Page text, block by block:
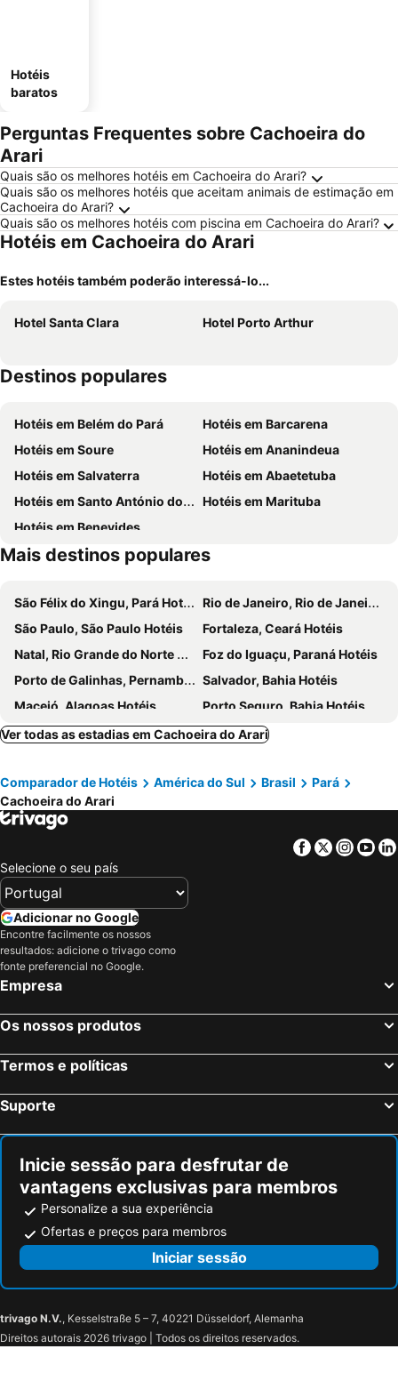
Hotéis
baratos
Perguntas Frequentes sobre Cachoeira do
Arari
Quais são os melhores hotéis em Cachoeira do Arari?
Quais são os melhores hotéis que aceitam animais de estimação em
Cachoeira do Arari?
Quais são os melhores hotéis com piscina em Cachoeira do Arari?
Hotéis em Cachoeira do Arari
Estes hotéis também poderão interessá-lo...
Hotel Santa Clara Hotel Porto Arthur
Destinos populares
Hotéis em Belém do Pará
Hotéis em Barcarena
Hotéis em Soure
Hotéis em Ananindeua
Hotéis em Salvaterra
Hotéis em Abaetetuba
Hotéis em Santo António do Tauá
Hotéis em Marituba
Hotéis em Benevides
Mais destinos populares
São Félix do Xingu, Pará Hotéis
Rio de Janeiro, Rio de Janeiro Hotéis
São Paulo, São Paulo Hotéis
Fortaleza, Ceará Hotéis
Natal, Rio Grande do Norte Hotéis
Foz do Iguaçu, Paraná Hotéis
Porto de Galinhas, Pernambuco Hotéis
Salvador, Bahia Hotéis
Maceió, Alagoas Hotéis
Porto Seguro, Bahia Hotéis
Ver todas as estadias em Cachoeira do Arari
Comparador de Hotéis América do Sul Brasil
Pará
Cachoeira do Arari
Facebook
Twitter
Selecione o seu país
Adicionar no Google
Encontre facilmente os nossos
resultados: adicione o trivago como
fonte preferencial no Google.
Empresa
Os nossos produtos
Termos e políticas
Suporte
Inicie sessão para desfrutar de
vantagens exclusivas para membros
Personalize a sua experiência
Ofertas e preços para membros
Iniciar sessão
trivago N.V., Kesselstraße 5 – 7, 40221 Düsseldorf, Alemanha
Direitos autorais 2026 trivago | Todos os direitos reservados.